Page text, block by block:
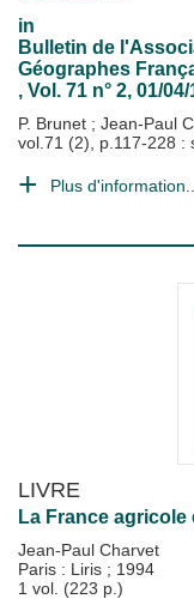
in
Bulletin de
Géographes
, Vol. 71 n° 2, 01/
P. Brunet ; Jean-Paul
vol.71 (2), p.117-228 :
Plus d'information...
LIVRE
La France
Jean-Paul Charvet
Paris : Liris ; 1994
1 vol. (223 p.)